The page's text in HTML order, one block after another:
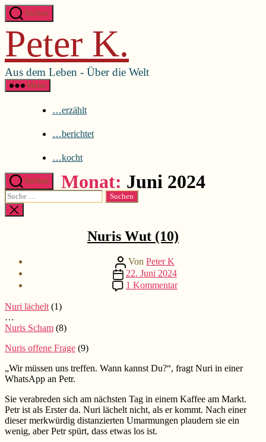
Direkt
zum
Inhalt
wechseln
Suchen
Peter K.
Aus dem Leben - Über die Welt
Menü
…erzählt
…berichtet
…kocht
Suchen
Suche
nach:
Suche
schließen
Menü schließen
…erzählt
…berichtet
…kocht
Monat: Juni 2024
Nuris Wut (10)
Beitragsautor
Von Peter K
Beitragsdatum
22. Juni 2024
1 Kommentarzu
Nuri lächelt (1)
…
Nuris Scham (8)
Nuris offene Frage (9)
„Wir müssen uns treffen. Wann kannst Du?“, fragt Nuri in einer
WhatsApp an Petr.
Sie verabreden sich am nächsten Tag in einem Kaffee am Markt.
Petr ist als Erster da. Nuri lächelt nicht, als er kommt. Nach einer
dieser merkwürdig distanzierten Umarmungen plaudern sie ein
wenig, aber Petr spürt, dass etwas los ist.